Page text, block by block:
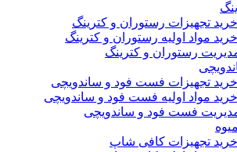
تجهیزات رستوران و کترینگ
مواد اولیه رستوران و کترینگ
رستوران و کترینگ
خرید تجهیزات فست فود و ساندویچی
مواد اولیه فست فود و ساندویچی
فست فود و ساندویچی
خرید تجهیزات کافی شاپ